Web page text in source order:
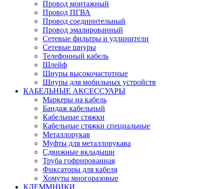
Провод монтажный
Провод ПГВА
Провод соединительный
Провод эмалированный
Сетевые фильтры и удлинители
Сетевые шнуры
Телефонный кабель
Шлейф
Шнуры высокочастотные
Шнуры для мобильных устройств
КАБЕЛЬНЫЕ АКСЕССУАРЫ
Маркеры на кабель
Бандаж кабельный
Кабельные стяжки
Кабельные стяжки специальные
Металлорукав
Муфты для металлорукава
Сдвижные вкладыши
Труба гофрированная
Фиксаторы для кабеля
Хомуты многоразовые
КЛЕММНИКИ